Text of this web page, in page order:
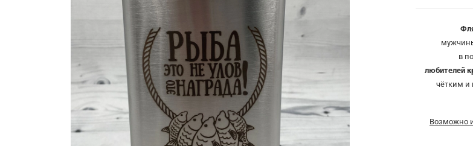
в
любителей
чётким и
Возможно